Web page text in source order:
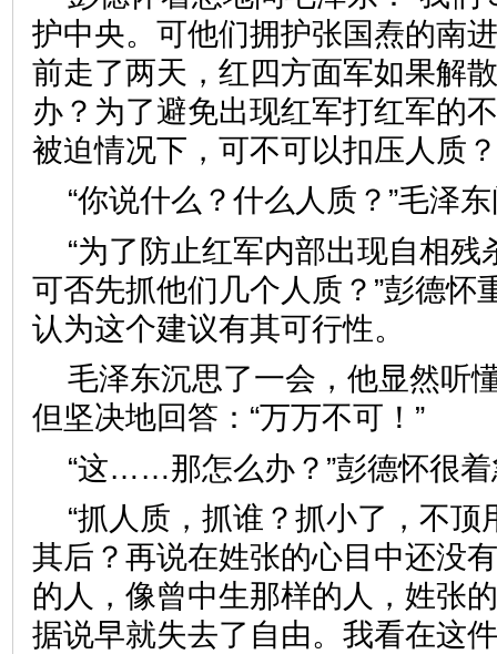
护中央。可他们拥护张国焘的南
前走了两天，红四方面军如果解
办？为了避免出现红军打红军的
被迫情况下，可不可以扣压人质？
“你说什么？什么人质？”毛泽
“为了防止红军内部出现自相
可否先抓他们几个人质？”彭德怀
认为这个建议有其可行性。
毛泽东沉思了一会，他显然听
但坚决地回答：“万万不可！”
“这……那怎么办？”彭德怀很着
“抓人质，抓谁？抓小了，不
其后？再说在姓张的心目中还没
的人，像曾中生那样的人，姓张
据说早就失去了自由。我看在这